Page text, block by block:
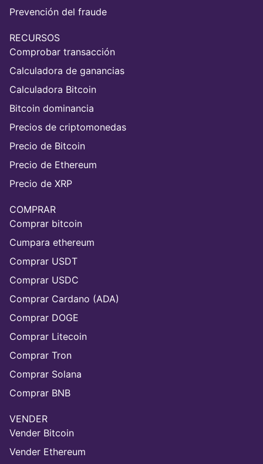
Prevención del fraude
RECURSOS
Comprobar transacción
Calculadora de ganancias
Calculadora Bitcoin
Bitcoin dominancia
Precios de criptomonedas
Precio de Bitcoin
Precio de Ethereum
Precio de XRP
COMPRAR
Comprar bitcoin
Cumpara ethereum
Comprar USDT
Comprar USDC
Comprar Cardano (ADA)
Comprar DOGE
Comprar Litecoin
Comprar Tron
Comprar Solana
Comprar BNB
VENDER
Vender Bitcoin
Vender Ethereum